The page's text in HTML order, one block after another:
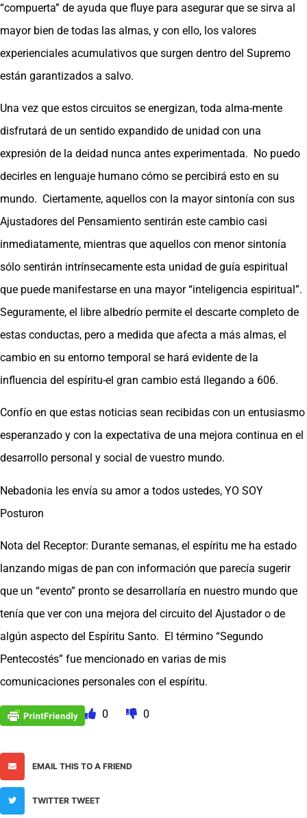
“compuerta” de ayuda que fluye para asegurar que se sirva al
mayor bien de todas las almas, y con ello, los valores
experienciales acumulativos que surgen dentro del Supremo
están garantizados a salvo.
Una vez que estos circuitos se energizan, toda alma-mente
disfrutará de un sentido expandido de unidad con una
expresión de la deidad nunca antes experimentada. No puedo
decirles en lenguaje humano cómo se percibirá esto en su
mundo. Ciertamente, aquellos con la mayor sintonía con sus
Ajustadores del Pensamiento sentirán este cambio casi
inmediatamente, mientras que aquellos con menor sintonía
sólo sentirán intrínsecamente esta unidad de guía espiritual
que puede manifestarse en una mayor “inteligencia espiritual”.
Seguramente, el libre albedrío permite el descarte completo de
estas conductas, pero a medida que afecta a más almas, el
cambio en su entorno temporal se hará evidente de la
influencia del espíritu-el gran cambio está llegando a 606.
Confío en que estas noticias sean recibidas con un entusiasmo
esperanzado y con la expectativa de una mejora continua en el
desarrollo personal y social de vuestro mundo.
Nebadonia les envía su amor a todos ustedes, YO SOY
Posturon
Nota del Receptor: Durante semanas, el espíritu me ha estado
lanzando migas de pan con información que parecía sugerir
que un “evento” pronto se desarrollaría en nuestro mundo que
tenía que ver con una mejora del circuito del Ajustador o de
algún aspecto del Espíritu Santo. El término “Segundo
Pentecostés” fue mencionado en varias de mis
comunicaciones personales con el espíritu.
0 0
EMAIL THIS TO A FRIEND
TWITTER TWEET